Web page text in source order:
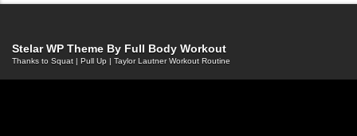
Stelar WP Theme By Full Body Workout
Thanks to Squat Pull Up Taylor Lautner Workout Routine